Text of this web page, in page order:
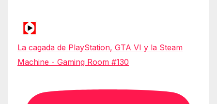
La cagada de PlayStation, GTA VI y la Steam
Machine - Gaming Room #130